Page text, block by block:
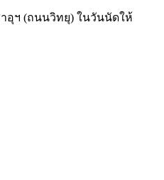
อุฯ (ถนนวิทยุ) ในวันนัดให้